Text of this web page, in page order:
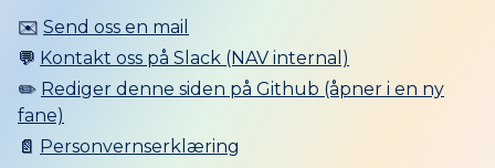
✉️ Send oss en mail
💬 Kontakt oss på Slack (NAV internal)
✏️ Rediger denne siden på Github (åpner i en ny
fane)
📄 Personvernserklæring